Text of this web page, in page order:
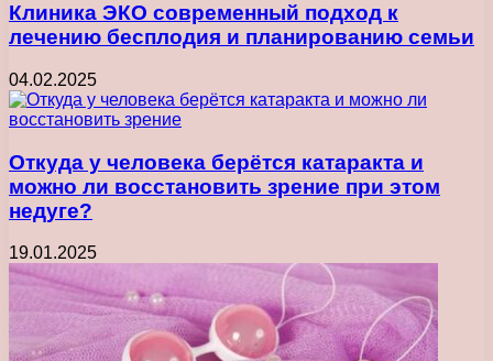
Клиника ЭКО современный подход к
лечению бесплодия и планированию семьи
04.02.2025
Откуда у человека берётся катаракта и
можно ли восстановить зрение при этом
недуге?
19.01.2025